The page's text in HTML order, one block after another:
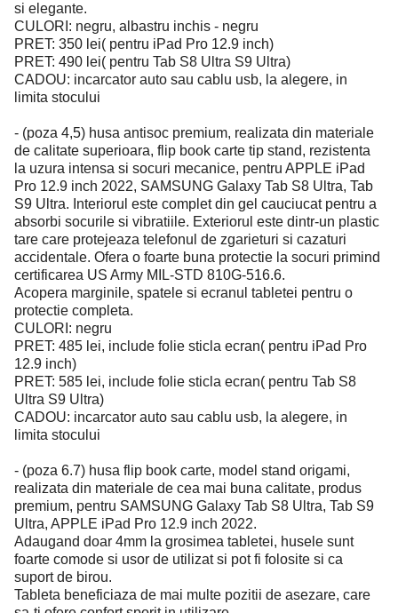
si elegante.
CULORI: negru, albastru inchis - negru
PRET: 350 lei( pentru iPad Pro 12.9 inch)
PRET: 490 lei( pentru Tab S8 Ultra S9 Ultra)
CADOU: incarcator auto sau cablu usb, la alegere, in
limita stocului
- (poza 4,5) husa antisoc premium, realizata din materiale
de calitate superioara, flip book carte tip stand, rezistenta
la uzura intensa si socuri mecanice, pentru APPLE iPad
Pro 12.9 inch 2022, SAMSUNG Galaxy Tab S8 Ultra, Tab
S9 Ultra. Interiorul este complet din gel cauciucat pentru a
absorbi socurile si vibratiile. Exteriorul este dintr-un plastic
tare care protejeaza telefonul de zgarieturi si cazaturi
accidentale. Ofera o foarte buna protectie la socuri primind
certificarea US Army MIL-STD 810G-516.6.
Acopera marginile, spatele si ecranul tabletei pentru o
protectie completa.
CULORI: negru
PRET: 485 lei, include folie sticla ecran( pentru iPad Pro
12.9 inch)
PRET: 585 lei, include folie sticla ecran( pentru Tab S8
Ultra S9 Ultra)
CADOU: incarcator auto sau cablu usb, la alegere, in
limita stocului
- (poza 6.7) husa flip book carte, model stand origami,
realizata din materiale de cea mai buna calitate, produs
premium, pentru SAMSUNG Galaxy Tab S8 Ultra, Tab S9
Ultra, APPLE iPad Pro 12.9 inch 2022.
Adaugand doar 4mm la grosimea tabletei, husele sunt
foarte comode si usor de utilizat si pot fi folosite si ca
suport de birou.
Tableta beneficiaza de mai multe pozitii de asezare, care